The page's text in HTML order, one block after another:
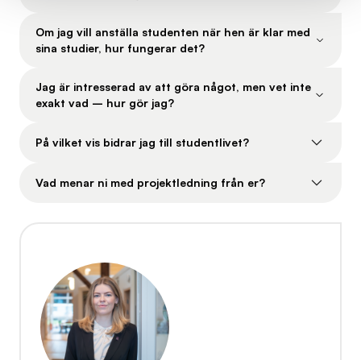
Om jag vill anställa studenten när hen är klar med
sina studier, hur fungerar det?
Jag är intresserad av att göra något, men vet inte
exakt vad – hur gör jag?
På vilket vis bidrar jag till studentlivet?
Vad menar ni med projektledning från er?